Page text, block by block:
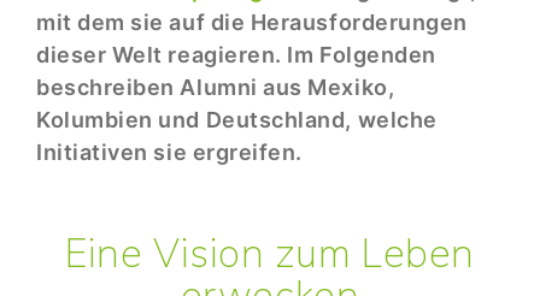
mit dem sie auf die Herausforderungen
dieser Welt reagieren. Im Folgenden
beschreiben Alumni aus Mexiko,
Kolumbien und Deutschland, welche
Initiativen sie ergreifen.
Eine Vision zum Leben